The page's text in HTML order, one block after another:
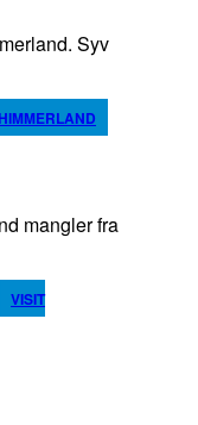
Syv
mangler fra
VISIT